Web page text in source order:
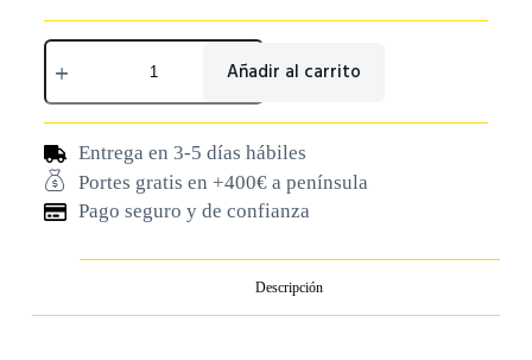
Añadir al carrito
Entrega en 3-5 días hábiles
Portes gratis en +400€ a península
Pago seguro y de confianza
Descripción